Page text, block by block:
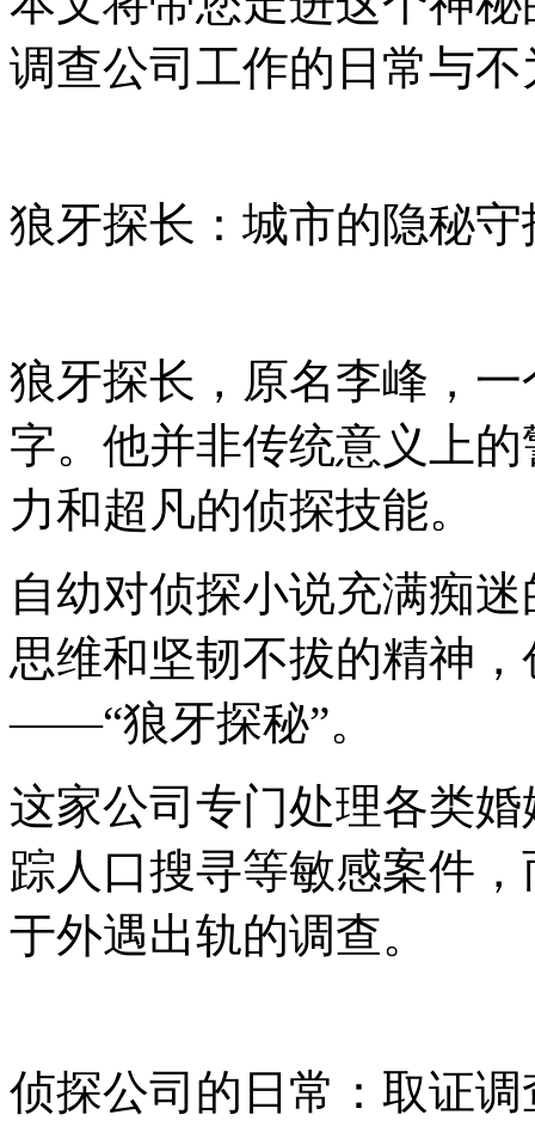
调查公司工作的日常与
狼牙探长：城市的隐秘守
狼牙探长，原名李峰，
字。他并非传统意义上
力和超凡的侦探技能。
自幼对侦探小说充满痴
思维和坚韧不拔的精神
——“狼牙探秘”。
这家公司专门处理各类
踪人口搜寻等敏感案件
于外遇出轨的调查。
侦探公司的日常：取证